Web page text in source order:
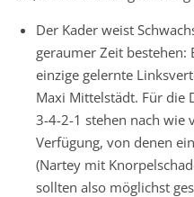
Der Kader weist
geraumer Zeit bestehen:
einzige gelernte
Maxi Mittelstädt. Für die
3-4-2-1 stehen nach wie
Verfügung, von denen
(Nartey mit
sollten also möglichst